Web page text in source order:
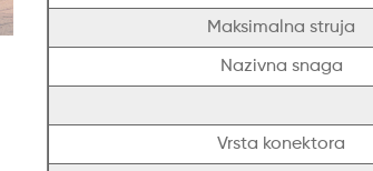
Maksimalna struja
Nazivna snaga
Vrsta konektora